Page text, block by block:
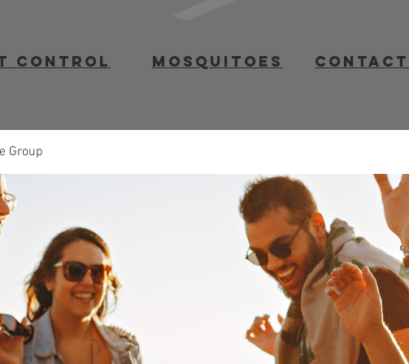
Control mosquitoes contact
Group